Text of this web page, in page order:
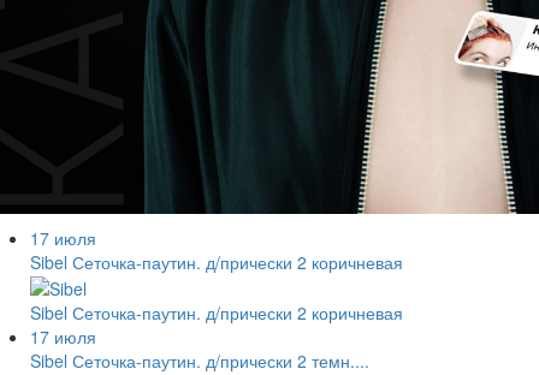
17 июля
Sibel Сеточка-паутин. д/прически 2 коричневая
Sibel Сеточка-паутин. д/прически 2 коричневая
17 июля
Sibel Сеточка-паутин. д/прически 2 темн....